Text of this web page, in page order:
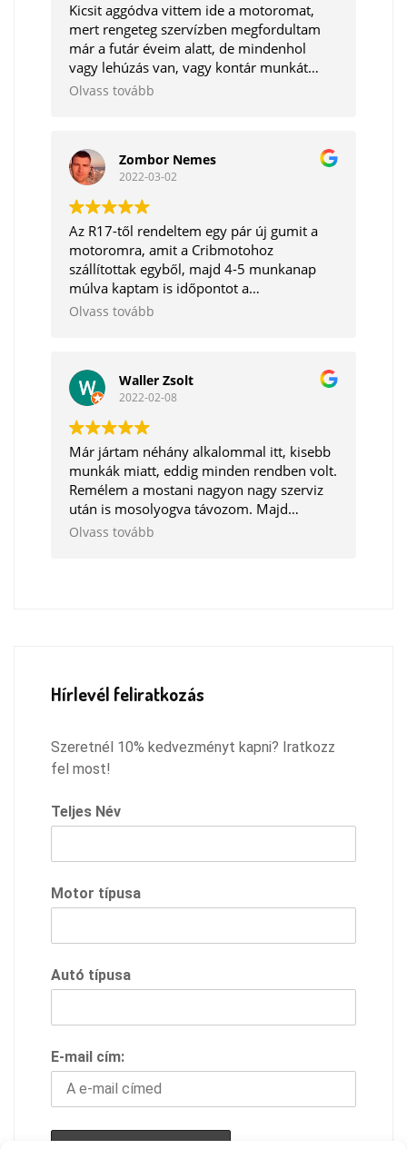
Kicsit aggódva vittem ide a motoromat,
mert rengeteg szervízben megfordultam
már a futár éveim alatt, de mindenhol
vagy lehúzás van, vagy kontár munkát
végeznek.
kaptam vissza ami TÉNYLEG sokkal jobb
lett mint mikor odavittem, pedig nem volt
különösebb problémája, néha fulladt picit
gázadásra. (De nem emiatt vittem oda,
hanem szelephézag ellenőrzés, vezlánc
ellenőrzés , gumizás stb)
Amikor átvettem , akkor elmondták, hogy
találtak egy hibát, amit orvosoltak.
Én azt hittem, hogy a motorom már nem
Köszönöm srácok, ezer hálám!!
Ezen kívül alaposan átnézik a vasat, és ha
találnak valamit amit cserélni kéne azt
jelzik, és rád bízzák a döntést, hogy
szeretnéd e, hogy cseréljék, vagy ne.
Remélem megtaláltam azt a szervízt,
ahová innentől járhatok, és csak ilyen
pozitív dolgokkal fogok távozni :)
Olvass tovább
Zombor Nemes
2022-03-02
Az R17-től rendeltem egy pár új gumit a
motoromra, amit a Cribmotohoz
szállítottak egyből, majd 4-5 munkanap
múlva kaptam is időpontot a
felszerelésére. Kicsit nehéz megtalálni a
de a munka korrekt.
Olvass tovább
Waller Zsolt
2022-02-08
Már jártam néhány alkalommal itt, kisebb
munkák miatt, eddig minden rendben volt.
Remélem a mostani nagyon nagy szerviz
után is mosolyogva távozom. Majd
igyekszem megírni, amikor készen lesz a
Olvass tovább
Hírlevél feliratkozás
Szeretnél 10% kedvezményt kapni? Iratkozz
fel most!
Teljes Név
Motor típusa
Autó típusa
E-mail cím: